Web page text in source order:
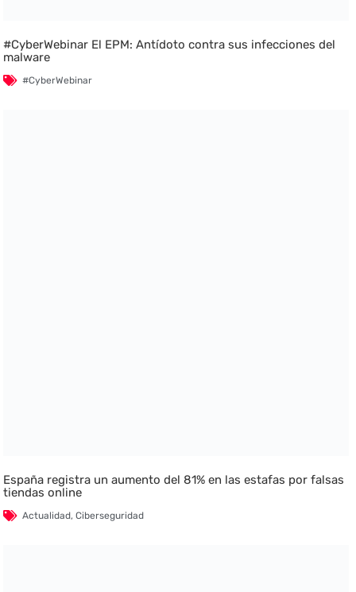
#CyberWebinar El EPM: Antídoto contra sus infecciones del
malware
#CyberWebinar
España registra un aumento del 81% en las estafas por falsas
tiendas online
Actualidad,Ciberseguridad